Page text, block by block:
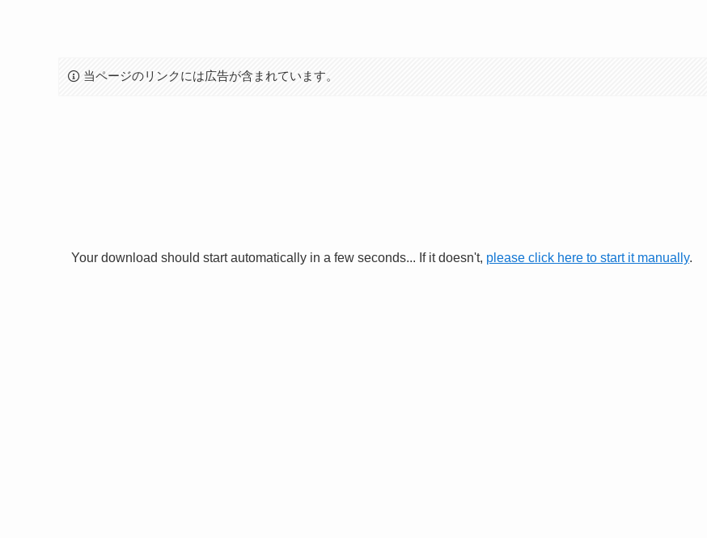
当ページのリンクには広告が含まれています。
Your download should start automatically in a few seconds... If it doesn't, please click here to start it manually.